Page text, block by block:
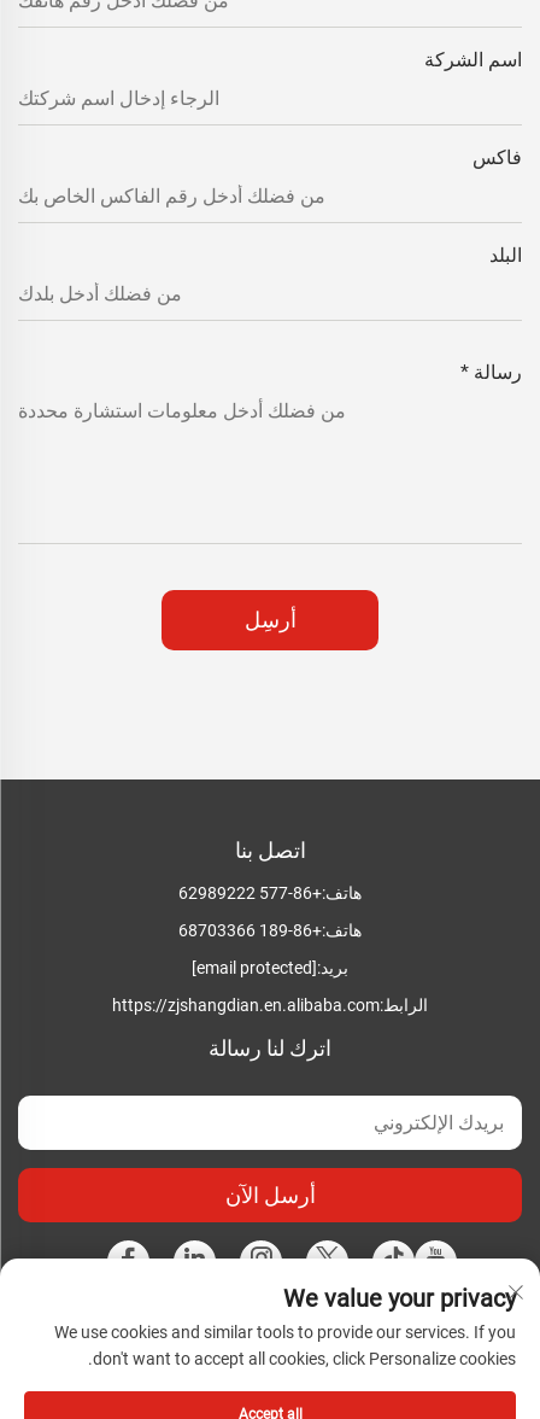
اسم الشركة
فاكس
البلد
رسالة *
أرسِل
اتصل بنا
هاتف:+86-577 62989222
هاتف:+86-189 68703366
بريد:[email protected]
الرابط:https://zjshangdian.en.alibaba.com
اترك لنا رسالة
أرسل الآن
حقوق النشر محفوظة © شركة تشجيانغ شانغديان للصناعات
الكهربائية المتكاملة المحدودة. جميع الحقوق محفوظة |
الخصوصية
المدونة
We value your privacy
We use cookies and similar tools to provide our services. If you
don't want to accept all cookies, click Personalize cookies.
Accept all